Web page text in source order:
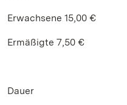
Erwachsene 15,00 €
Ermäßigte 7,50 €
Dauer